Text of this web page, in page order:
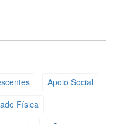
Apoio Social
Física